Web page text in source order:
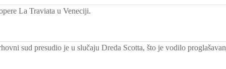
La Traviata u Veneciji.
sud presudio je u slučaju Dreda Scotta, što je vodilo